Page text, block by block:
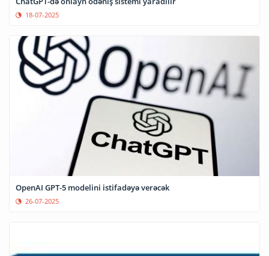
18-07-2025
OpenAI GPT-5 modelini istifadəyə verəcək
26-07-2025